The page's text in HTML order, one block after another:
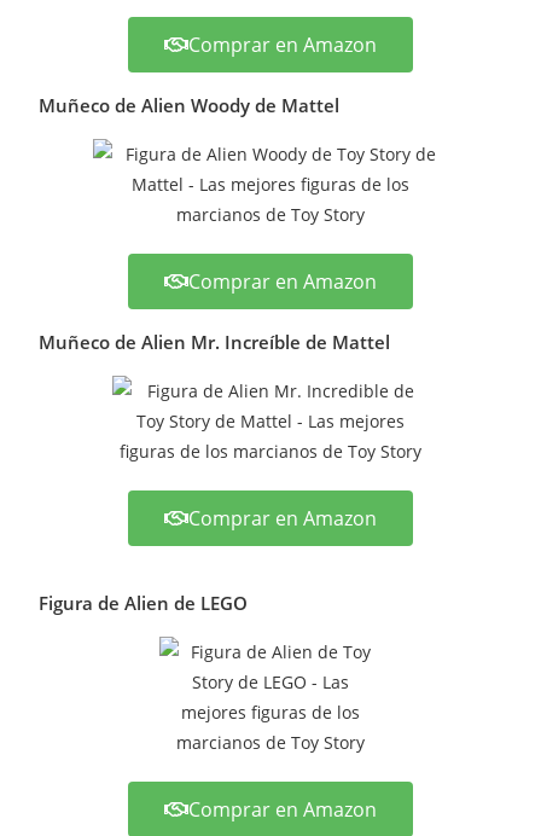
Comprar en Amazon
Muñeco de Alien Woody de Mattel
Comprar en Amazon
Muñeco de Alien Mr. Increíble de Mattel
Comprar en Amazon
Figura de Alien de LEGO
Comprar en Amazon